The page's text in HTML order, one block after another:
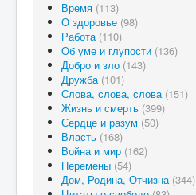
Время (113)
О здоровье (98)
Работа (110)
Об уме и глупости (136)
Добро и зло (143)
Дружба (101)
Слова, слова, слова (151)
Жизнь и смерть (399)
Сердце и разум (50)
Власть (168)
Война и мир (162)
Перемены (54)
Дом, Родина, Отчизна (344)